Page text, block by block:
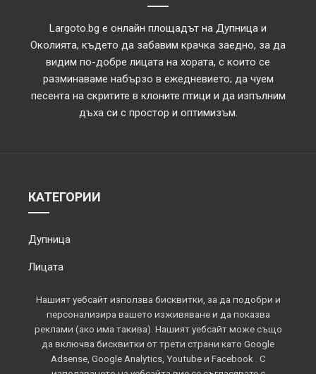
Нашият уебсайт използва бисквитки, за да подобри и
персонализира вашето изживяване и да показва
реклами (ако има такива). Нашият уебсайт може също
да включва бисквитки от трети страни като Google
Adsense, Google Analytics, Youtube и Facebook . С
Largoto.bg е онлайн площадът на Дупница и
Околията, където да забавим крачка заедно, за да
видим по-добре лицата на хората, с които се
разминаваме набързо в ежедневието; да чуем
песента на скритите в клоните птици и да изпълним
дъха си с простор и оптимизъм.
КАТЕГОРИИ
Дупница
Лицата
Обектив
Околията
Площадът